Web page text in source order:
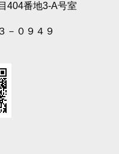
404番地3-A号室
－０９４９